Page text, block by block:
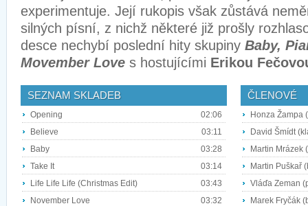
experimentuje. Její rukopis však zůstává
silných písní, z nichž některé již prošly
desce nechybí poslední hity skupiny Baby,
Movember Love s hostujícími Erikou
SEZNAM SKLADEB
Opening
02:06
Believe
03:11
Baby
03:28
Take It
03:14
Life Life Life (Christmas Edit)
03:43
November Love
03:32
ČLENOVÉ
Honza Žampa
David Šmídt
Martin Mrázek
Martin Puškař
Vláďa Zeman
Marek Fryčák